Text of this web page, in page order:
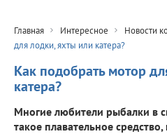
Главная Интересное Новости
для лодки, яхты или катера?
Как подобрать мотор
катера?
Многие любители рыбалки в
такое плавательное средство,